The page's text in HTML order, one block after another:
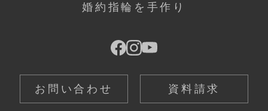
婚約指輪を手作り
お問い合わせ 資料請求